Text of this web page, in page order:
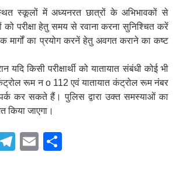
स्कूलों में अध्यनरत छात्रों के अभिभावकों से
परीक्षा हेतु समय से रवाना करना सुनिश्चित करें
मार्गों का प्रयोग करनें हेतु अवगत कराने का कष्ट
यदि किसी परीक्षार्थी को यातायात संबंधी कोई भी
रूम न o 112 एवं यातायात कंट्रोल रूम नंबर
कर सकते हैं। पुलिस द्वारा उक्त समस्याओं का
किया जाएगा।
W
T
E